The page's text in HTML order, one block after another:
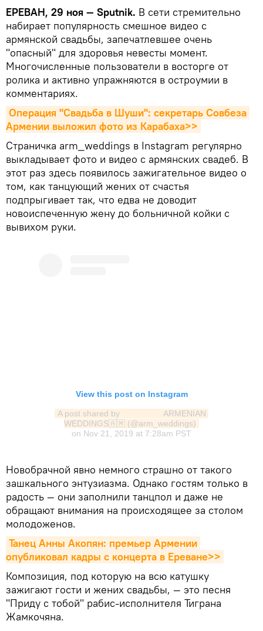
ЕРЕВАН, 29 ноя — Sputnik. В сети стремительно
набирает популярность смешное видео с
армянской свадьбы, запечатлевшее очень
"опасный" для здоровья невесты момент.
Многочисленные пользователи в восторге от
ролика и активно упражняются в остроумии в
комментариях.
Операция "Свадьба в Шуши": секретарь Совбеза
Армении выложил фото из Карабаха>>
Страничка arm_weddings в Instagram регулярно
выкладывает фото и видео с армянских свадеб. В
этот раз здесь появилось зажигательное видео о
том, как танцующий жених от счастья
подпрыгивает так, что едва не доводит
новоиспеченную жену до больничной койки с
вывихом руки.
View this post on Instagram
A post shared by ⠀ ⠀ ⠀ ⠀ ⠀ ARMENIAN
WEDDINGS🇦🇲 (@arm_weddings)
on Nov 21, 2019 at 7:28am PST
Новобрачной явно немного страшно от такого
зашкального энтузиазма. Однако гостям только в
радость — они заполнили танцпол и даже не
обращают внимания на происходящее за столом
молодоженов.
Танец Анны Акопян: премьер Армении
опубликовал кадры с концерта в Ереване>>
Композиция, под которую на всю катушку
зажигают гости и жених свадьбы, — это песня
"Приду с тобой" рабис-исполнителя Тиграна
Жамкочяна.